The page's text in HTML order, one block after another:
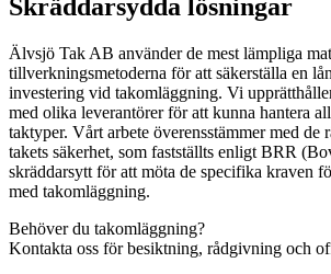
Skräddarsydda lösningar
Älvsjö Tak AB använder de mest lämpliga
tillverkningsmetoderna för att säkerställa en
investering vid takomläggning. Vi
med olika leverantörer för att kunna hantera
taktyper. Vårt arbete överensstämmer med de
takets säkerhet, som fastställts enligt BRR
skräddarsytt för att möta de specifika kraven
med takomläggning.
Behöver du takomläggning?
Kontakta oss för besiktning, rådgivning och